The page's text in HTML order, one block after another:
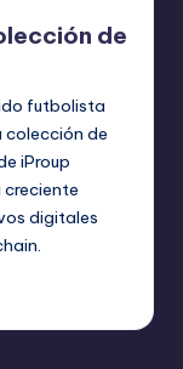
de
futbolista
colección de
iProup
creciente
digitales